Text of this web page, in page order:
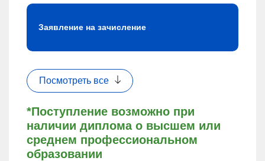
*Поступление возможно при
наличии диплома о высшем или
среднем профессиональном
образовании
Заявление на зачисление
Посмотреть все